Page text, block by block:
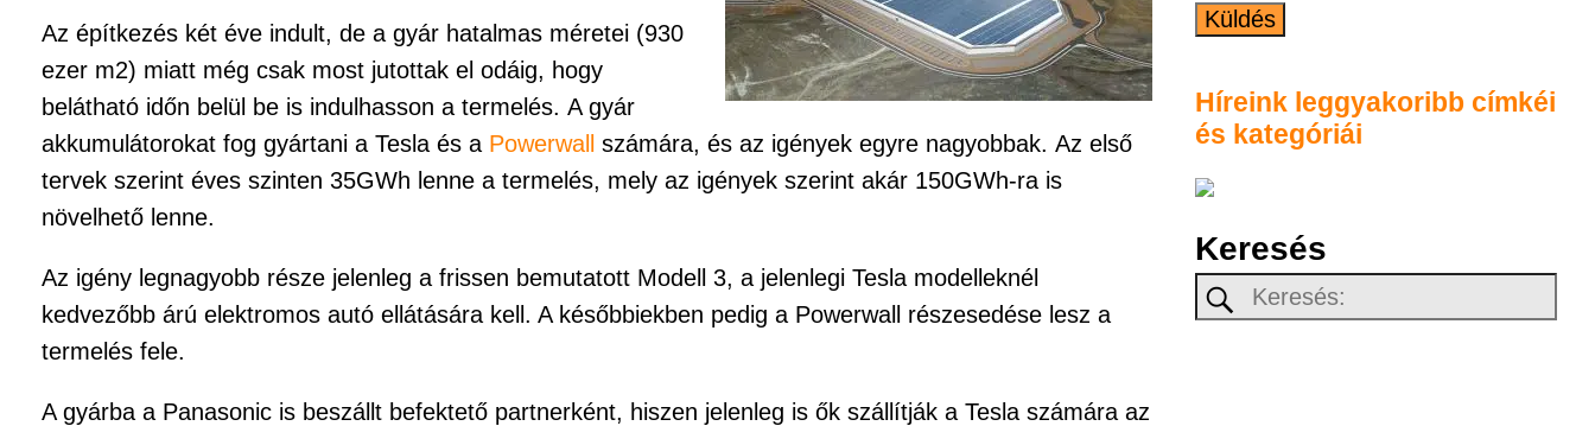
Az építkezés két éve indult, de a gyár hatalmas méretei (930
ezer m2) miatt még csak most jutottak el odáig, hogy
belátható időn belül be is indulhasson a termelés. A gyár
akkumulátorokat fog gyártani a Tesla és a Powerwall
számára, és az igények egyre nagyobbak. Az első
tervek szerint éves szinten 35GWh lenne a termelés, mely az igények szerint akár 150GWh-ra is
növelhető lenne.
Az igény legnagyobb része jelenleg a frissen bemutatott Modell 3, a jelenlegi Tesla modelleknél
kedvezőbb árú elektromos autó ellátására kell. A későbbiekben pedig a Powerwall részesedése lesz a
termelés fele.
A gyárba a Panasonic is beszállt befektető partnerként, hiszen jelenleg is ők szállítják a Tesla számára az
Híreink leggyakoribb címkéi
és kategóriái
Keresés